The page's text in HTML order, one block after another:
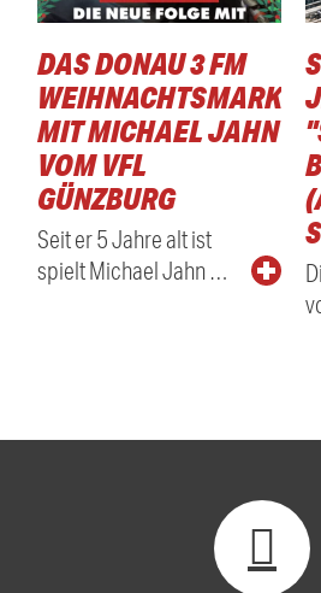
DAS DONAU 3 FM
MIT MICHAEL JAHN
VOM VFL
GÜNZBURG
Seit er 5 Jahre alt ist
spielt Michael Jahn …